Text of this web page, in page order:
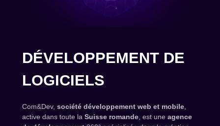
DÉVELOPPEMENT DE
LOGICIELS
Com&Dev, société développement web et mobile,
active dans toute la Suisse romande, est une agence